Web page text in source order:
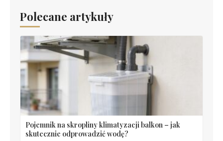
Polecane artykuły
Pojemnik na skropliny klimatyzacji balkon – jak
skutecznie odprowadzić wodę?